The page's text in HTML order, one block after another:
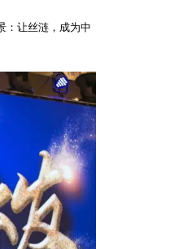
：让丝涟，成为中